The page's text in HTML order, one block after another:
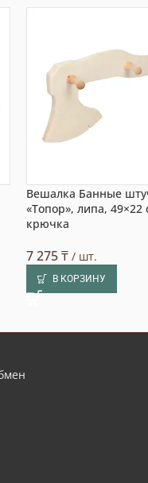
Вешалка Банные
«Топор», липа, 49×22
крючка
7 275₸ / шт.
В КОРЗИНУ